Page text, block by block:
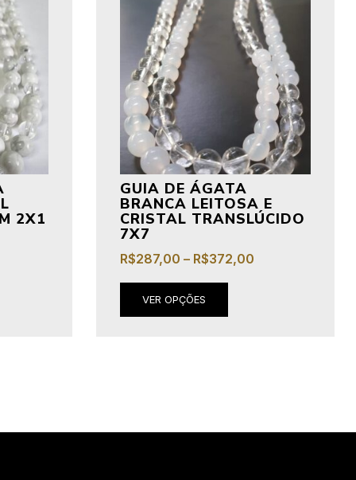
2X1
GUIA DE ÁGATA
BRANCA LEITOSA E
CRISTAL TRANSLÚCIDO
7X7
R$287,00 – R$372,00
VER OPÇÕES